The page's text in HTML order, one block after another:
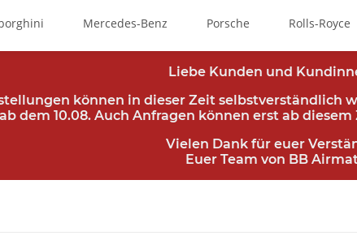
Mercedes-Benz Porsche Rolls-Royce
Liebe Kunden und
können in dieser Zeit
ab dem 10.08. Auch Anfragen können erst ab
Vielen Dank für euer
Euer Team von BB